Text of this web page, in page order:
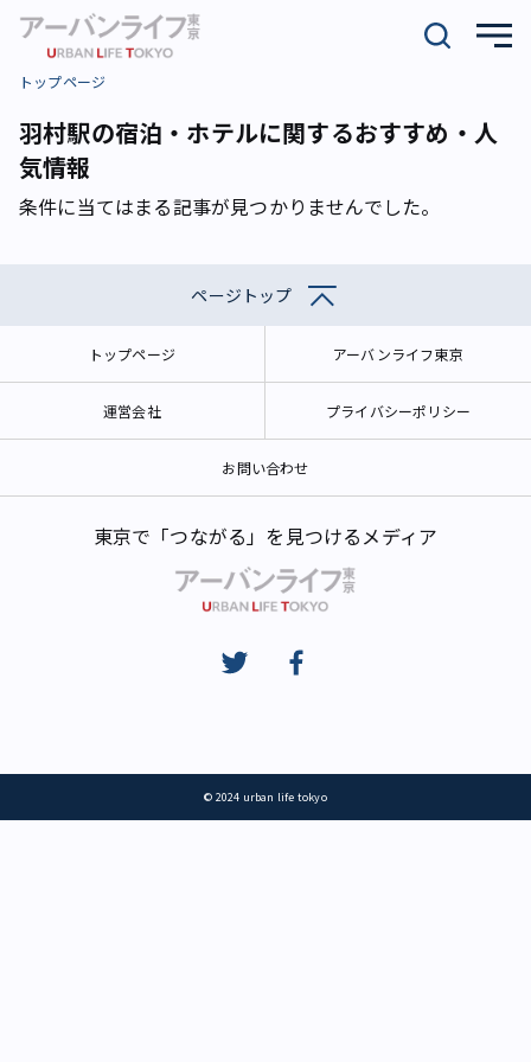
トップページ
羽村駅の宿泊・ホテルに関するおすすめ・人
気情報
条件に当てはまる記事が見つかりませんでした。
ページトップ
トップページ アーバンライフ東京
運営会社 プライバシーポリシー
お問い合わせ
東京で「つながる」を見つけるメディア
© 2024 urban life tokyo